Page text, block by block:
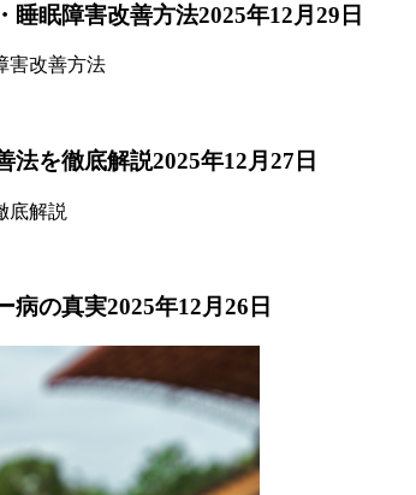
睡眠障害改善方法2025年12月29日
法を徹底解説2025年12月27日
病の真実2025年12月26日